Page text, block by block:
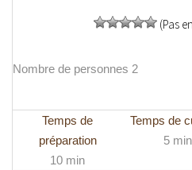
(Pas
Nombre de personnes 2
Temps de
préparation
10 min
Temps de
5 min